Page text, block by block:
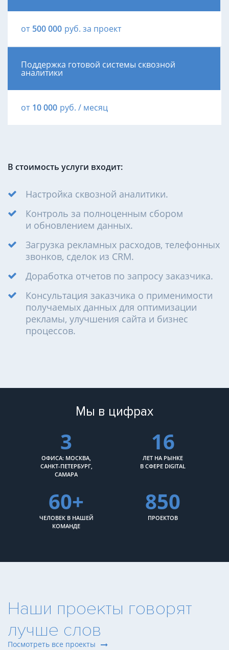
от 500 000 руб. за проект
Поддержка готовой системы сквозной
аналитики
от 10 000 руб. / месяц
В стоимость услуги входит:
Настройка сквозной аналитики.
Контроль за полноценным сбором
и обновлением данных.
Загрузка рекламных расходов, телефонных
звонков, сделок из CRM.
Доработка отчетов по запросу заказчика.
Консультация заказчика о применимости
получаемых данных для оптимизации
рекламы, улучшения сайта и бизнес
процессов.
Мы в цифрах
3
ОФИСА: МОСКВА,
САНКТ-ПЕТЕРБУРГ,
САМАРА
16
ЛЕТ НА РЫНКЕ
В СФЕРЕ DIGITAL
60+
ЧЕЛОВЕК В НАШЕЙ
КОМАНДЕ
850
ПРОЕКТОВ
Наши проекты говорят
лучше слов
Посмотреть все проекты